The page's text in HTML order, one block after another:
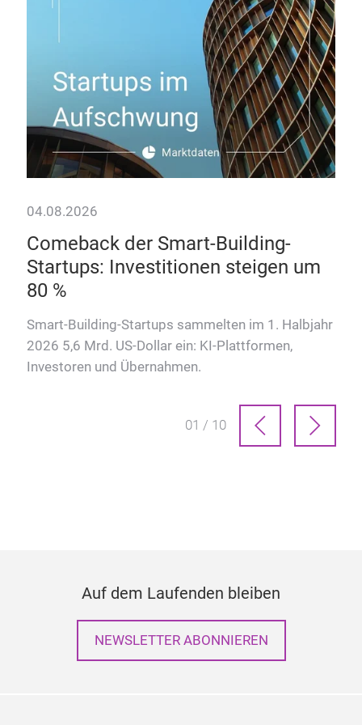
04.08.2026
Comeback der Smart-Building-
Startups: Investitionen steigen um
80 %
Smart-Building-Startups sammelten im 1. Halbjahr
2026 5,6 Mrd. US-Dollar ein: KI-Plattformen,
Investoren und Übernahmen.
01 / 10
Auf dem Laufenden bleiben
NEWSLETTER ABONNIEREN